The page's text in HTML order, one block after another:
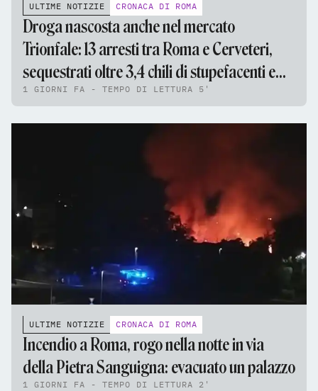
ULTIME NOTIZIE CRONACA DI ROMA
Droga nascosta anche nel mercato
Trionfale: 13 arresti tra Roma e Cerveteri,
sequestrati oltre 3,4 chili di stupefacenti e
95mila euro
1 GIORNI FA - TEMPO DI LETTURA 5'
ULTIME NOTIZIE CRONACA DI ROMA
Incendio a Roma, rogo nella notte in via
della Pietra Sanguigna: evacuato un palazzo
1 GIORNI FA - TEMPO DI LETTURA 2'